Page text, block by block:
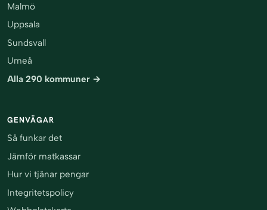
Malmö
Uppsala
Sundsvall
Umeå
Alla 290 kommuner →
GENVÄGAR
Så funkar det
Jämför matkassar
Hur vi tjänar pengar
Integritetspolicy